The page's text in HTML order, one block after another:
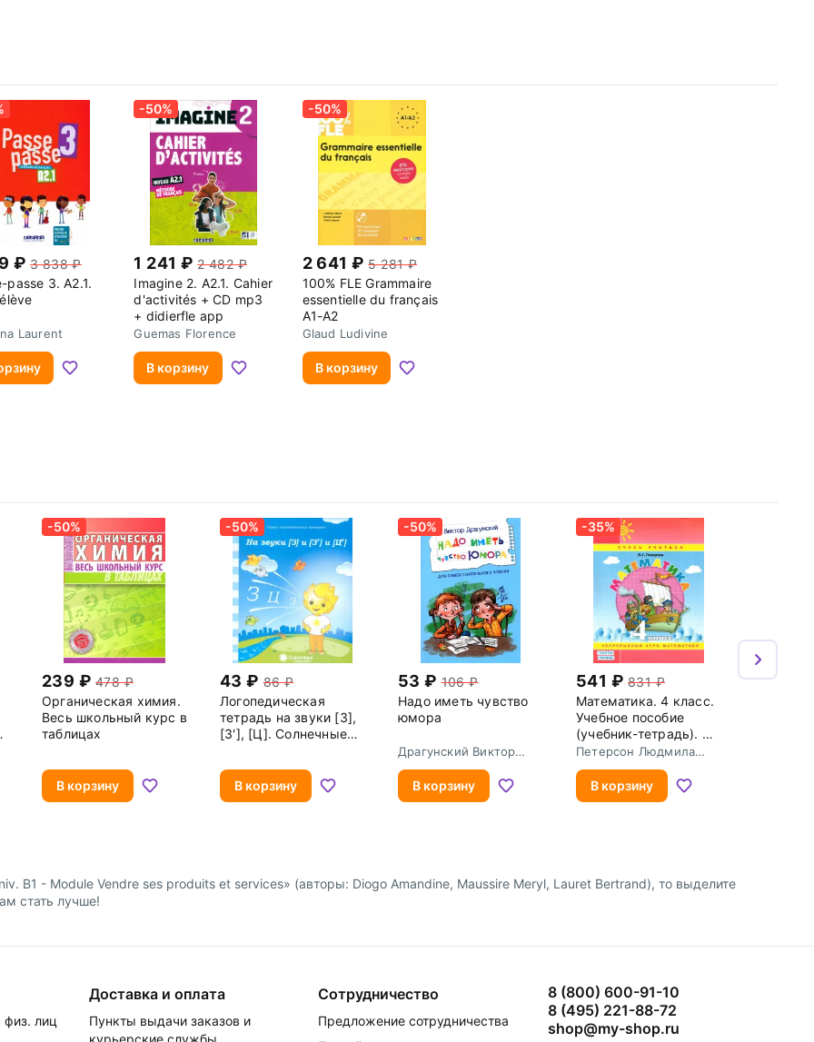
de l’ouvrage.
attendus avant d’aborder.
3 838
passe 3. A2.1.
Laurent
-50%
1 241
2 482
Imagine 2. A2.1. Cahier
d'activités + CD mp3
+ didierfle app
Guemas Florence
В корзину
-50%
2 641
5 281
100% FLE Grammaire
essentielle du français
A1-A2
Glaud Ludivine
В корзину
-50%
239
478
Органическая химия.
Весь школьный курс в
таблицах
В корзину
-50%
43
86
Логопедическая
тетрадь на звуки [З],
[З'], [Ц]. Солнечные
В корзину
-50%
53
106
Надо иметь чувство
юмора
Драгунский Виктор
В корзину
-35%
541
831
Математика. 4 класс.
Учебное пособие
(учебник-тетрадь). В
3-х частях. Часть 1
Петерсон Людмила
В корзину
B1 - Module Vendre ses produits et services» (авторы: Diogo Amandine, Maussire Meryl, Lauret Bertrand), то выделите
стать лучше!
физ. лиц
Доставка и оплата
Пункты выдачи заказов и
курьерские службы
Сотрудничество
Предложение сотрудничества
8 (800) 600-91-10
8 (495) 221-88-72
shop@my-shop.ru